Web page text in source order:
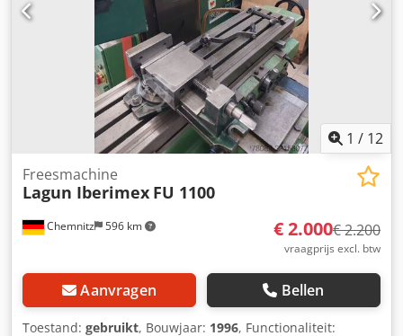
verkregen en samengesteld, maar de nauwkeurigheid kan
niet worden gegarandeerd. Dienovereenkomstig vormt het
geen vertegenwoordiging of contract en we raden u aan
alle relevante details te controleren. Financiële informatie
BTW/marge: BTW: De getoonde prijs is exclusief btw (btw
verrekenbaar voor ondernemers)
1 / 12
Chemnitz 596 km
Freesmachine
Lagun Iberimex FU 1100
€ 2.000€ 2.200
vraagprijs excl. btw
Aanvragen Bellen
Toestand: gebruikt, Bouwjaar: 1996, Functionaliteit: